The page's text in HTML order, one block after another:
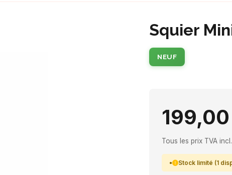
Squier
NEUF
Tous les prix TVA
Stock limité (1